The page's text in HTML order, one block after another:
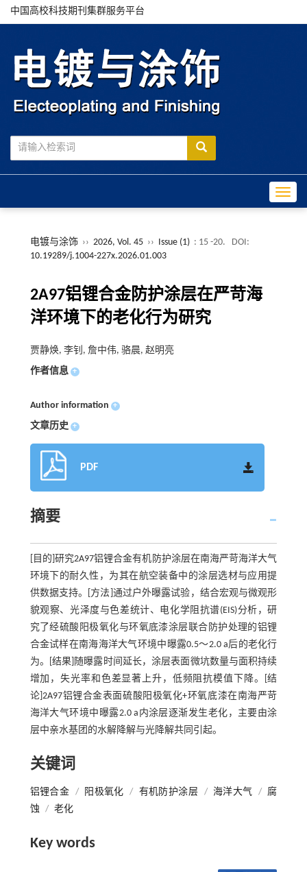
中国高校科技期刊集群服务平台
电镀与涂饰 ›› 2026, Vol. 45 ›› Issue (1) : 15 -20.
DOI:
10.19289/j.1004-227x.2026.01.003
2A97铝锂合金防护涂层在严苛海
洋环境下的老化行为研究
贾静焕, 李钊, 詹中伟, 骆晨, 赵明亮
作者信息 +
Author information +
文章历史 +
PDF
摘要
[目的]研究2A97铝锂合金有机防护涂层在南海严苛海洋大气
环境下的耐久性，为其在航空装备中的涂层选材与应用提
供数据支持。[方法]通过户外曝露试验，结合宏观与微观形
貌观察、光泽度与色差统计、电化学阻抗谱(EIS)分析，研
究了经硫酸阳极氧化与环氧底漆涂层联合防护处理的铝锂
合金试样在南海海洋大气环境中曝露0.5～2.0 a后的老化行
为。[结果]随曝露时间延长，涂层表面微坑数量与面积持续
增加，失光率和色差显著上升，低频阻抗模值下降。[结
论]2A97铝锂合金表面硫酸阳极氧化+环氧底漆在南海严苛
海洋大气环境中曝露2.0 a内涂层逐渐发生老化，主要由涂
层中亲水基团的水解降解与光降解共同引起。
关键词
铝锂合金 / 阳极氧化 / 有机防护涂层 / 海洋大气 / 腐
蚀 / 老化
Key words